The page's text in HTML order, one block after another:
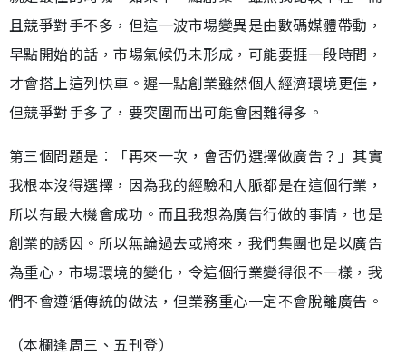
且競爭對手不多，但這一波市場變異是由數碼媒體帶動，
早點開始的話，市場氣候仍未形成，可能要捱一段時間，
才會搭上這列快車。遲一點創業雖然個人經濟環境更佳，
但競爭對手多了，要突圍而出可能會困難得多。
第三個問題是︰「再來一次，會否仍選擇做廣告？」其實
我根本沒得選擇，因為我的經驗和人脈都是在這個行業，
所以有最大機會成功。而且我想為廣告行做的事情，也是
創業的誘因。所以無論過去或將來，我們集團也是以廣告
為重心，市場環境的變化，令這個行業變得很不一樣，我
們不會遵循傳統的做法，但業務重心一定不會脫離廣告。
（本欄逢周三、五刊登）